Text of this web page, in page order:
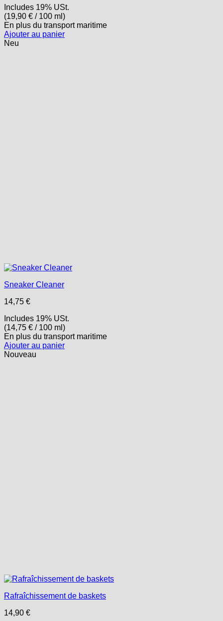
Includes 19% USt.
(19,90 € / 100 ml)
En plus du transportmaritime
Ajouter au panier
Neu
Sneaker Cleaner
14,75 €
Includes 19% USt.
(14,75 € / 100 ml)
En plus du transportmaritime
Ajouter au panier
Nouveau
Rafraîchissement de baskets
14,90 €